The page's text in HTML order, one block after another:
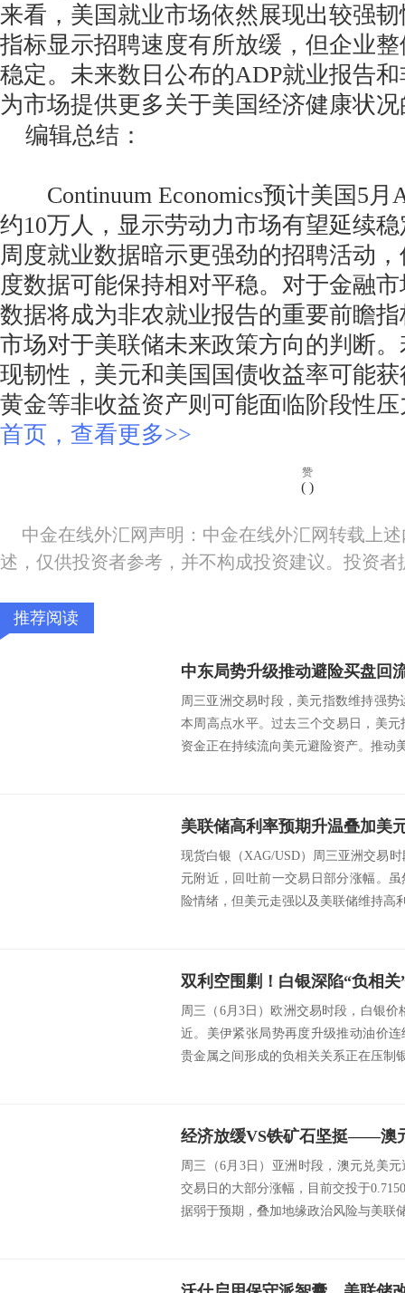
来看，美国就业市场依然展现出较强
指标显示招聘速度有所放缓，但企业
稳定。未来数日公布的ADP就业报告
为市场提供更多关于美国经济健康状
编辑总结：
Continuum Economics预计美国5月
约10万人，显示劳动力市场有望延续
周度就业数据暗示更强劲的招聘活动
度数据可能保持相对平稳。对于金融
数据将成为非农就业报告的重要前瞻
市场对于美联储未来政策方向的判断
现韧性，美元和美国国债收益率可能
黄金等非收益资产则可能面临阶段性
首页，查看更多>>
赞
( )
中金在线外汇网声明：中金在线外汇网转载上
述，仅供投资者参考，并不构成投资建议。投资
推荐阅读
周三亚洲交易时段，美元指数维持强势
本周高点水平。过去三个交易日，美
资金正在持续流向美元避险资产。推动
现货白银（XAG/USD）周三亚洲交易
元附近，回吐前一交易日部分涨幅。
险情绪，但美元走强以及美联储维持高
周三（6月3日）欧洲交易时段，白银价
近。美伊紧张局势再度升级推动油价
贵金属之间形成的负相关关系正在压制
经济放缓VS铁矿石坚挺——澳
周三（6月3日）亚洲时段，澳元兑美
交易日的大部分涨幅，目前交投于
据弱于预期，叠加地缘政治风险与美联